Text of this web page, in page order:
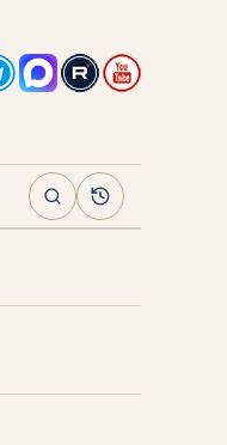
ПоискАрхив